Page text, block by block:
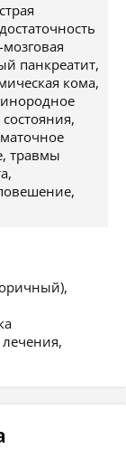
панкреатит,
кома,
травмы